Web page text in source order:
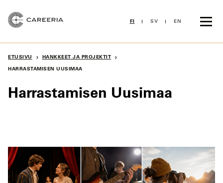
sisältöön
FI SV EN
ETUSIVU › HANKKEET JA PROJEKTIT ›
HARRASTAMISEN UUSIMAA
Harrastamisen Uusimaa